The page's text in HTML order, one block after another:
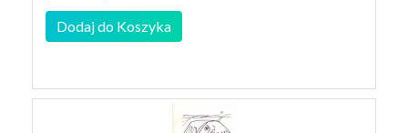
Dodaj do Koszyka